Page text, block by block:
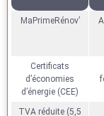
MaPrimeRénov’
Certificats
d’économies
d’énergie (CEE)
TVA réduite (5,5